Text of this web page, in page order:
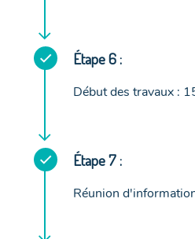
Étape 6 :
Début des travaux :
Étape 7 :
Réunion